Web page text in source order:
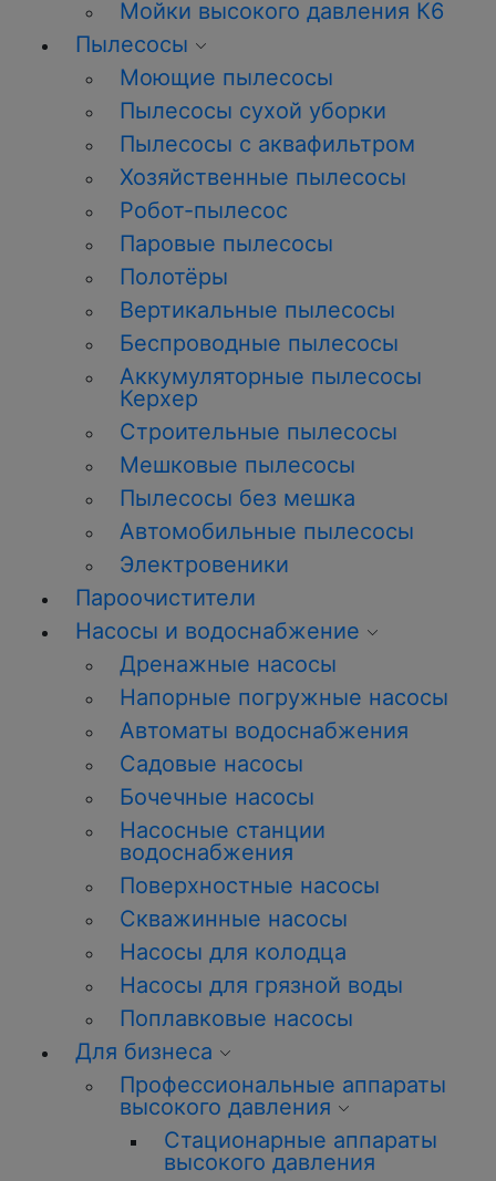
Мойки высокого давления К6
Пылесосы
Моющие пылесосы
Пылесосы сухой уборки
Пылесосы с аквафильтром
Хозяйственные пылесосы
Робот-пылесос
Паровые пылесосы
Полотёры
Вертикальные пылесосы
Беспроводные пылесосы
Аккумуляторные пылесосы
Керхер
Строительные пылесосы
Мешковые пылесосы
Пылесосы без мешка
Автомобильные пылесосы
Электровеники
Пароочистители
Насосы и водоснабжение
Дренажные насосы
Напорные погружные насосы
Автоматы водоснабжения
Садовые насосы
Бочечные насосы
Насосные станции
водоснабжения
Поверхностные насосы
Скважинные насосы
Насосы для колодца
Насосы для грязной воды
Поплавковые насосы
Для бизнеса
Профессиональные аппараты
высокого давления
Стационарные аппараты
высокого давления